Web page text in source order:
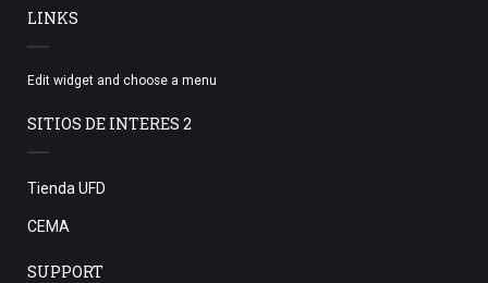
LINKS
Edit widget and choose a menu
SITIOS DE INTERES 2
Tienda UFD
CEMA
SUPPORT